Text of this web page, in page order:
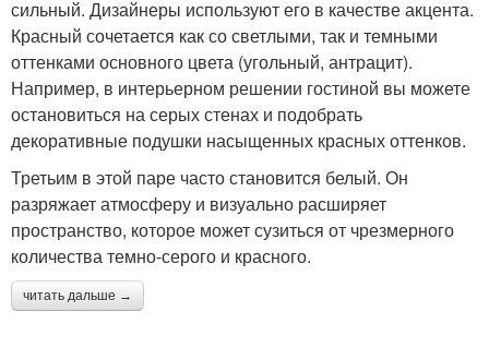
сильный. Дизайнеры используют его в качестве акцента.
Красный сочетается как со светлыми, так и темными
оттенками основного цвета (угольный, антрацит).
Например, в интерьерном решении гостиной вы можете
остановиться на серых стенах и подобрать
декоративные подушки насыщенных красных оттенков.
Третьим в этой паре часто становится белый. Он
разряжает атмосферу и визуально расширяет
пространство, которое может сузиться от чрезмерного
количества темно-серого и красного.
читать дальше →